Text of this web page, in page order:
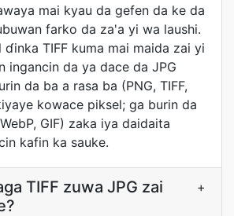
mai kyau da gefen da ke da
farko da za'a yi wa laushi.
TIFF kuma mai maida zai yi
ingancin da ya dace da JPG
da ba a rasa ba (PNG, TIFF,
kowace piksel; ga burin da
GIF) zaka iya daidaita
kafin ka sauke.
TIFF zuwa JPG zai
+